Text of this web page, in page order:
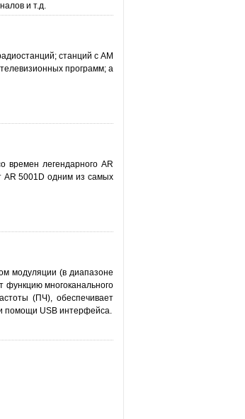
и т.д.
станций с AM
программ; а
легендарного AR
AR 5001D одним из самых
модуляции (в диапазоне
функцию многоканального
(ПЧ), обеспечивает
помощи USB интерфейса.